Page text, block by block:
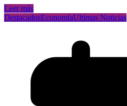
Leer más
DestacadosEconomíaUltimas Noticias